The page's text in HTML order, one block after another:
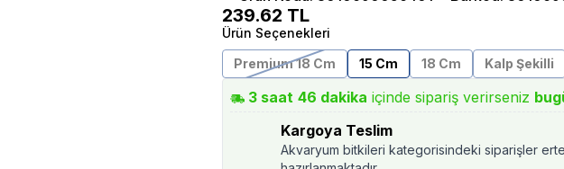
239.62 TL
Ürün Seçenekleri
Premium 18 Cm
15 Cm 18 Cm Kalp Şekilli
3 saat 46 dakika içinde sipariş verirseniz
Kargoya Teslim
Akvaryum bitkileri kategorisindeki siparişler